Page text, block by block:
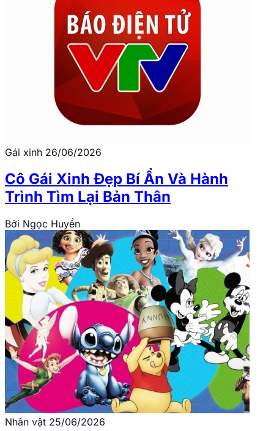
Gái xinh 26/06/2026
Cô Gái Xinh Đẹp Bí Ẩn Và Hành
Trình Tìm Lại Bản Thân
Bởi Ngọc Huyền
Nhân vật 25/06/2026